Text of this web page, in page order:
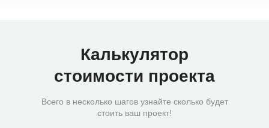
Калькулятор
стоимости проекта
Всего в несколько шагов узнайте сколько будет
стоить ваш проект!